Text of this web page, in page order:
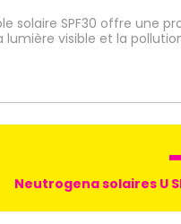
solaire SPF30 offre une
lumière visible et la
Neutrogena solaires U